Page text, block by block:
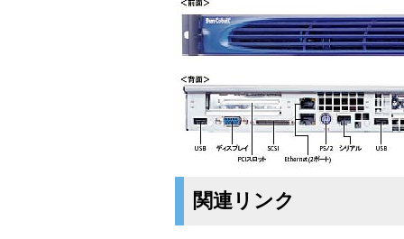
関連リンク